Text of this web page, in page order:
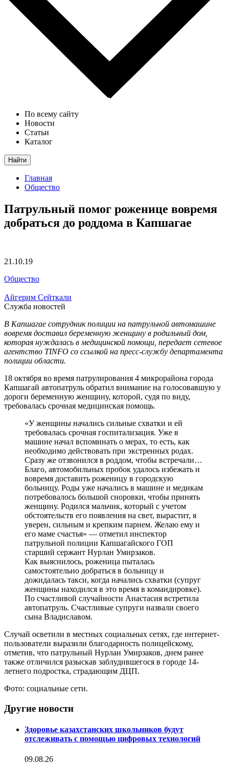
По всему сайту
Новости
Статьи
Каталог
Найти
Главная
Общество
Патрульный помог роженице вовремя
добраться до роддома в Капшагае
21.10.19
Общество
Айгерим Сейткали
Служба новостей
В Капшагае сотрудник полиции на патрульной автомашине
вовремя доставил беременную женщину в родильный дом,
которая нуждалась в медицинской помощи, передает сетевое
агентство TINFO со ссылкой на пресс-службу департамента
полиции области.
18 октября во время патрулирования 4 микрорайона города
Капшагай автопатруль обратил внимание на голосовавшую у
дороги беременную женщину, которой, судя по виду,
требовалась срочная медицинская помощь.
«У женщины начались сильные схватки и ей
требовалась срочная госпитализация. Уже в
машине начал вспоминать о мерах, то есть, как
необходимо действовать при экстренных родах.
Сразу же отзвонился в роддом, чтобы встречали…
Благо, автомобильных пробок удалось избежать и
вовремя доставить роженицу в городскую
больницу. Роды уже начались в машине и медикам
потребовалось большой сноровки, чтобы принять
женщину. Родился мальчик, который с учетом
обстоятельств его появления на свет, вырастит, я
уверен, сильным и крепким парнем. Желаю ему и
его маме счастья» — отметил инспектор
патрульной полиции Капшагайского ГОП
старший сержант Нурлан Умирзаков.
Как выяснилось, роженица пыталась
самостоятельно добраться в больницу и
дожидалась такси, когда начались схватки (супруг
женщины находился в это время в командировке).
По счастливой случайности Анастасия встретила
автопатруль. Счастливые супруги назвали своего
сына Владиславом.
Случай осветили в местных социальных сетях, где интернет-
пользователи выразили благодарность полицейскому,
отметив, что патрульный Нурлан Умирзаков, днем ранее
также отличился разыскав заблудившегося в городе 14-
летнего подростка, страдающим ДЦП.
Фото: социальные сети.
Другие новости
Здоровье казахстанских школьников будут
отслеживать с помощью цифровых технологий
09.08.26